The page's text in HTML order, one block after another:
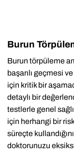
Burun
Burun törpüleme
başarılı geçmesi
için kritik bir
detaylı bir
testlerle genel
için herhangi bir risk
süreçte
doktorunuzu